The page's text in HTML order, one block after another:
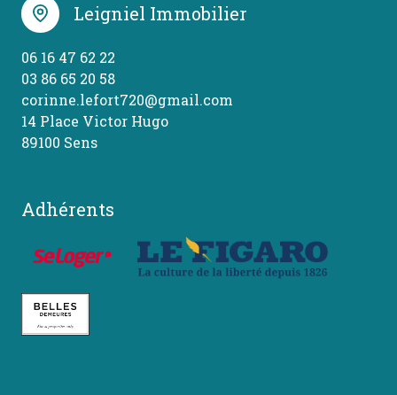
Leigniel Immobilier
06 16 47 62 22
03 86 65 20 58
corinne.lefort720@gmail.com
14 Place Victor Hugo
89100 Sens
Adhérents